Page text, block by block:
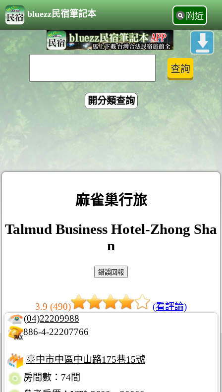
bluezz民宿筆記本 附近
開分類查詢
麻雀巢行旅
Talmud Business Hotel-Zhong Sha
n
3.9 (490)
(看評論)
(04)22209988
886-4-22207766
臺中市中區中山路175巷15號
房間數：74間